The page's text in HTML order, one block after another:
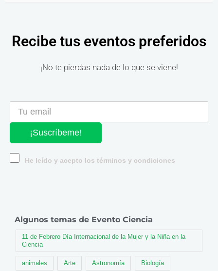
Recibe tus eventos preferidos
¡No te pierdas nada de lo que se viene!
¡Suscríbeme!
He leído y acepto los términos y condiciones
Algunos temas de Evento Ciencia
11 de Febrero Día Internacional de la Mujer y la Niña en la
Ciencia
animales Arte Astronomía Biología